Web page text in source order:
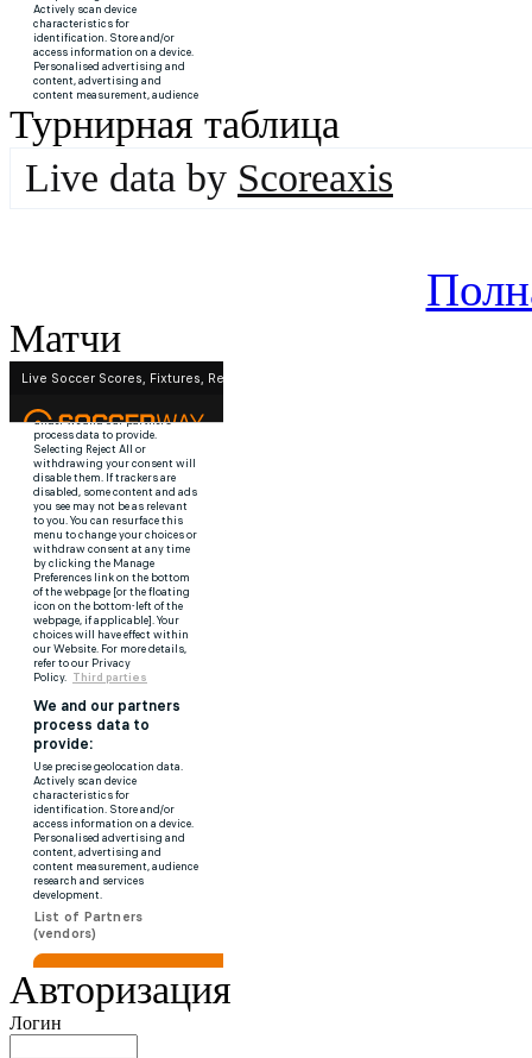
Турнирная таблица
Live data by Scoreaxis
Матчи
Авторизация
Логин